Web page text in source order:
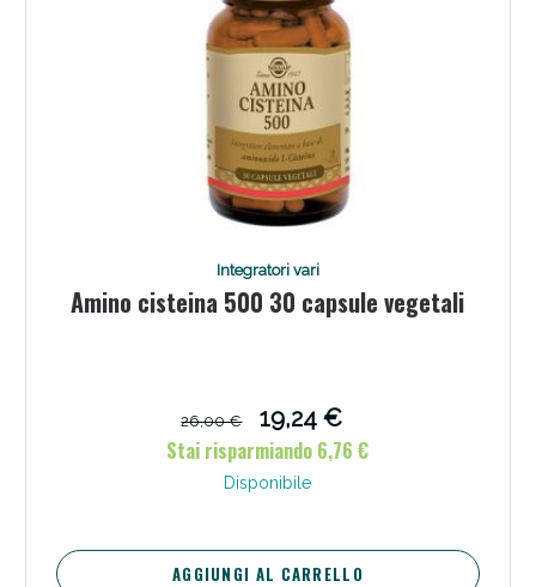
Integratori vari
Amino cisteina 500 30 capsule vegetali
26,00 €
19,24 €
Stai risparmiando 6,76 €
Disponibile
AGGIUNGI AL CARRELLO